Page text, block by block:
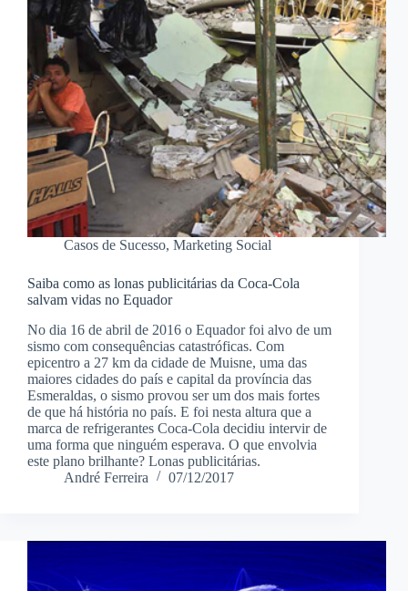
Casos de Sucesso, Marketing Social
Saiba como as lonas publicitárias da Coca-Cola
salvam vidas no Equador
No dia 16 de abril de 2016 o Equador foi alvo de um
sismo com consequências catastróficas. Com
epicentro a 27 km da cidade de Muisne, uma das
maiores cidades do país e capital da província das
Esmeraldas, o sismo provou ser um dos mais fortes
de que há história no país. E foi nesta altura que a
marca de refrigerantes Coca-Cola decidiu intervir de
uma forma que ninguém esperava. O que envolvia
este plano brilhante? Lonas publicitárias.
André Ferreira
07/12/2017